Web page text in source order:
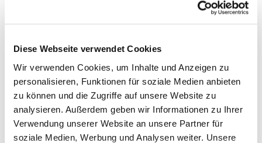
Diese Webseite verwendet Cookies
Wir verwenden Cookies, um Inhalte und Anzeigen zu
personalisieren, Funktionen für soziale Medien anbieten
zu können und die Zugriffe auf unsere Website zu
analysieren. Außerdem geben wir Informationen zu Ihrer
Verwendung unserer Website an unsere Partner für
soziale Medien, Werbung und Analysen weiter. Unsere
Dies könnte Sie auch
interessieren